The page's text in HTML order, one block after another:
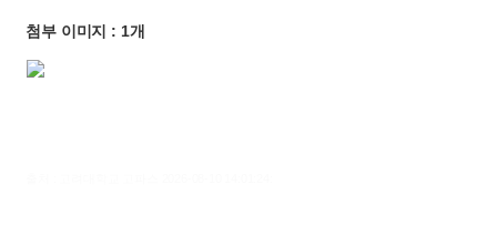
첨부 이미지 : 1개